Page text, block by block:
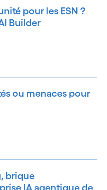
pour les ESN ?
Builder
ou menaces pour
brique
IA agentique de